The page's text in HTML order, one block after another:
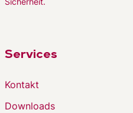
Services
Kontakt
Downloads